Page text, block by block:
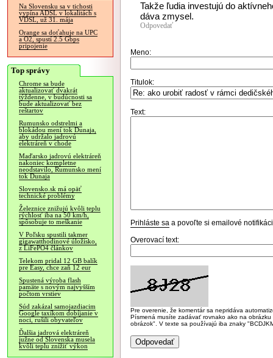
Na Slovensku sa v tichosti
vypína ADSL v lokalitách s
VDSL, už 31. mája
Orange sa doťahuje na UPC
a O2, spustí 2.5 Gbps
pripojenie
Top správy
Chrome sa bude
aktualizovať dvakrát
týždenne, v budúcnosti sa
bude aktualizovať bez
reštartov
Rumunsko odstrelmi a
blokádou mení tok Dunaja,
aby udržalo jadrovú
elektráreň v chode
Maďarsko jadrovú elektráreň
nakoniec kompletne
neodstavilo, Rumunsko mení
tok Dunaja
Slovensko.sk má opäť
technické problémy
Železnice znižujú kvôli teplu
rýchlosť iba na 50 km/h,
spôsobuje to meškanie
V Poľsku spustili takmer
gigawatthodinové úložisko,
z LiFePO4 článkov
Telekom pridal 12 GB balík
pre Easy, chce zaň 12 eur
Spustená výroba flash
pamäte s novým najvyšším
počtom vrstiev
Súd zakázal samojazdiacim
Google taxíkom dobíjanie v
noci, rušili obyvateľov
Ďalšia jadrová elektráreň
južne od Slovenska musela
kvôli teplu znížiť výkon
Takže ľudia investujú do
dáva zmysel.
Odpovedať
Meno:
Titulok:
Text:
Prihláste sa a povoľte si emailové
Overovací text:
Pre overenie, že komentár sa nepridáva
Písmená musíte zadávať rovnako ako na
obrázok". V texte sa používajú iba znaky